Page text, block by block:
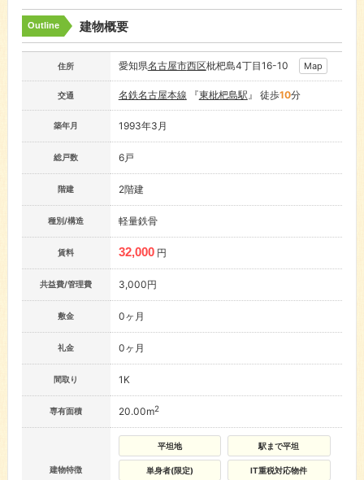
Outline 建物概要
住所 愛知県名古屋市西区枇杷島4丁目16-10 Map
交通 名鉄名古屋本線 『東枇杷島駅』 徒歩10分
築年月 1993年3月
総戸数 6戸
階建 2階建
種別/構造 軽量鉄骨
賃料 32,000 円
共益費/管理費 3,000円
敷金 0ヶ月
礼金 0ヶ月
間取り 1K
専有面積 20.00m2
建物特徴
平坦地 駅まで平坦
単身者(限定) IT重税対応物件